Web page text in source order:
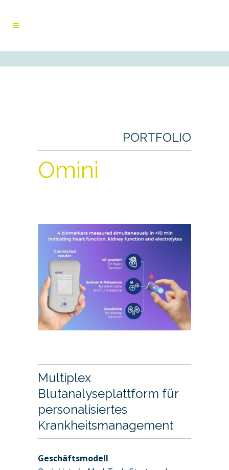
PORTFOLIO
Omini
Multiplex
Blutanalyseplattform für
personalisiertes
Krankheitsmanagement
Geschäftsmodell